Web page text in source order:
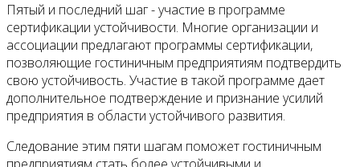
Пятый и последний шаг - участие в программе
сертификации устойчивости. Многие организации и
ассоциации предлагают программы сертификации,
позволяющие гостиничным предприятиям подтвердить
свою устойчивость. Участие в такой программе дает
дополнительное подтверждение и признание усилий
предприятия в области устойчивого развития.
Следование этим пяти шагам поможет гостиничным